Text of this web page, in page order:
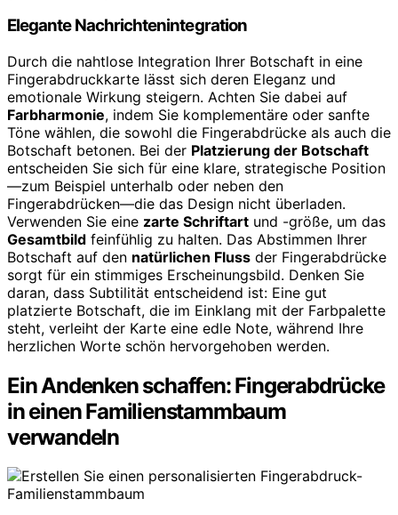
Elegante Nachrichtenintegration
Durch die nahtlose Integration Ihrer Botschaft in eine
Fingerabdruckkarte lässt sich deren Eleganz und
emotionale Wirkung steigern. Achten Sie dabei auf
Farbharmonie, indem Sie komplementäre oder sanfte
Töne wählen, die sowohl die Fingerabdrücke als auch die
Botschaft betonen. Bei der Platzierung der Botschaft
entscheiden Sie sich für eine klare, strategische Position
—zum Beispiel unterhalb oder neben den
Fingerabdrücken—die das Design nicht überladen.
Verwenden Sie eine zarte Schriftart und -größe, um das
Gesamtbild feinfühlig zu halten. Das Abstimmen Ihrer
Botschaft auf den natürlichen Fluss der Fingerabdrücke
sorgt für ein stimmiges Erscheinungsbild. Denken Sie
daran, dass Subtilität entscheidend ist: Eine gut
platzierte Botschaft, die im Einklang mit der Farbpalette
steht, verleiht der Karte eine edle Note, während Ihre
herzlichen Worte schön hervorgehoben werden.
Ein Andenken schaffen: Fingerabdrücke
in einen Familienstammbaum
verwandeln